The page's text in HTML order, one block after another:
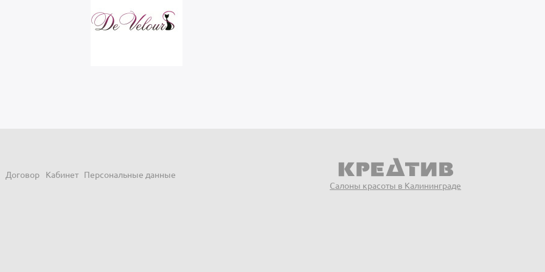
Договор Кабинет Персональные данные
Салоны красоты в Калининграде